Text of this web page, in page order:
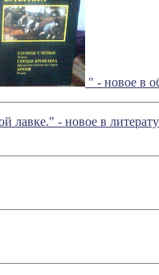
" - новое в
лавке." - новое в